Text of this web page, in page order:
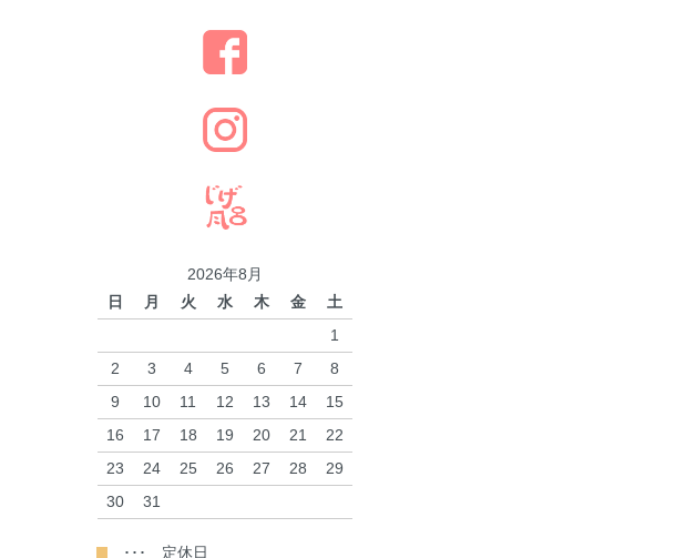
2026年8月
日
月 火 水 木 金
土
1
2
3 4 5 6 7
8
9
10 11 12 13 14
15
16
17 18 19 20 21
22
23
24 25 26 27 28
29
30
31
･･･ 定休日